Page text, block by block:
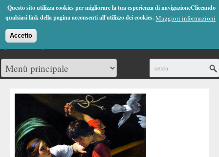
Questo sito utilizza cookies per migliorare la tua esperienza di navigazioneCliccando
qualsiasi link della pagina acconsenti all'utilizzo dei cookies.Maggiori informazioni
Accetto
Jump to Navigation
(0)